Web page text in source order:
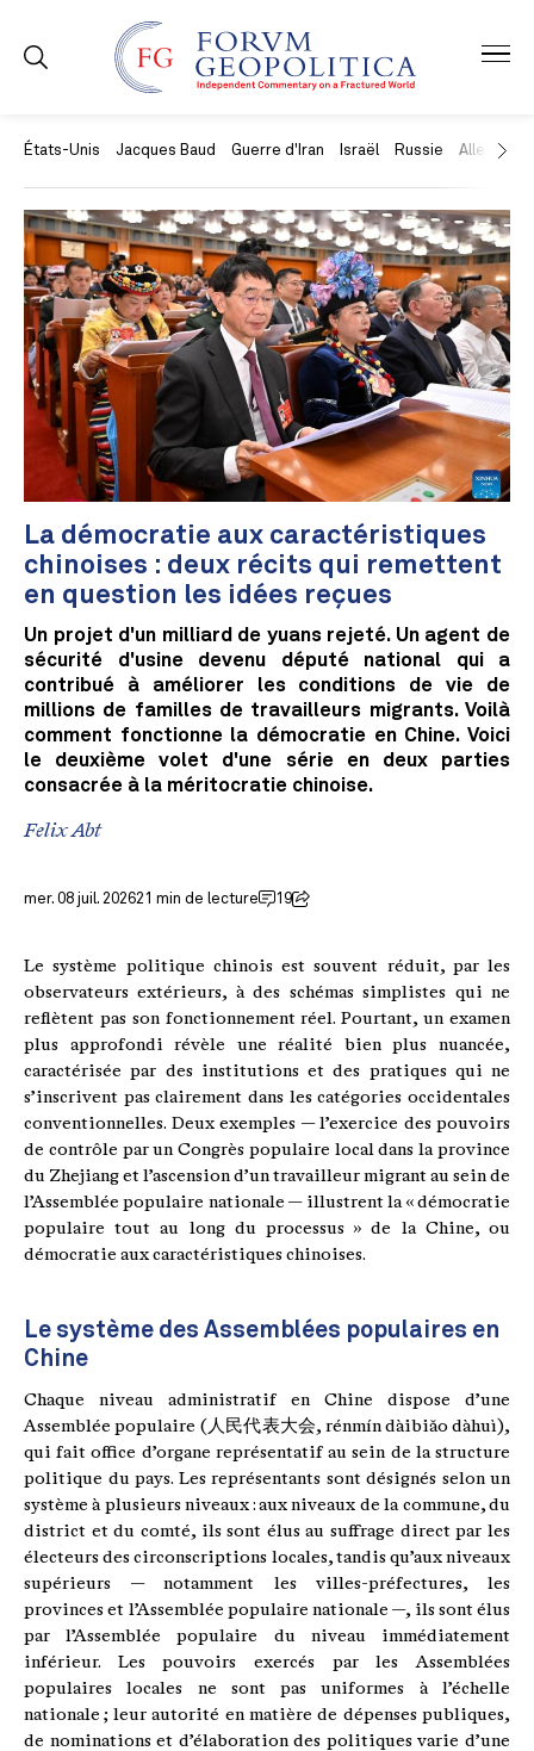
États-Unis Jacques Baud Guerre d'Iran Israël Russie Allemagne
La démocratie aux caractéristiques
chinoises : deux récits qui remettent
en question les idées reçues
Un projet d'un milliard de yuans rejeté. Un agent de
sécurité d'usine devenu député national qui a
contribué à améliorer les conditions de vie de
millions de familles de travailleurs migrants. Voilà
comment fonctionne la démocratie en Chine. Voici
le deuxième volet d'une série en deux parties
consacrée à la méritocratie chinoise.
Felix Abt
mer. 08 juil. 202621 min de lecture 19
Le système politique chinois est souvent réduit, par les
observateurs extérieurs, à des schémas simplistes qui ne
reflètent pas son fonctionnement réel. Pourtant, un examen
plus approfondi révèle une réalité bien plus nuancée,
caractérisée par des institutions et des pratiques qui ne
s’inscrivent pas clairement dans les catégories occidentales
conventionnelles. Deux exemples — l’exercice des pouvoirs
de contrôle par un Congrès populaire local dans la province
du Zhejiang et l’ascension d’un travailleur migrant au sein de
l’Assemblée populaire nationale — illustrent la « démocratie
populaire tout au long du processus » de la Chine, ou
démocratie aux caractéristiques chinoises.
Le système des Assemblées populaires en
Chine
Chaque niveau administratif en Chine dispose d’une
Assemblée populaire (人民代表大会, rénmín dàibiǎo dàhuì),
qui fait office d’organe représentatif au sein de la structure
politique du pays. Les représentants sont désignés selon un
système à plusieurs niveaux : aux niveaux de la commune, du
district et du comté, ils sont élus au suffrage direct par les
électeurs des circonscriptions locales, tandis qu’aux niveaux
supérieurs — notamment les villes-préfectures, les
provinces et l’Assemblée populaire nationale —, ils sont élus
par l’Assemblée populaire du niveau immédiatement
inférieur. Les pouvoirs exercés par les Assemblées
populaires locales ne sont pas uniformes à l’échelle
nationale ; leur autorité en matière de dépenses publiques,
de nominations et d’élaboration des politiques varie d’une